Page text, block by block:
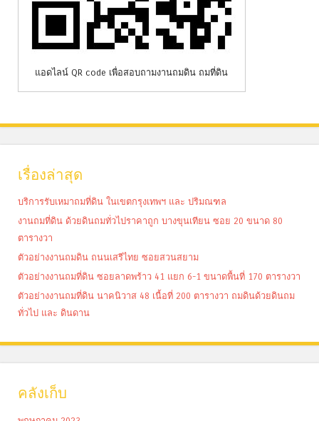
แอดไลน์ QR code เพื่อสอบถามงานถมดิน ถมที่ดิน
เรื่องล่าสุด
บริการรับเหมาถมที่ดิน ในเขตกรุงเทพฯ และ ปริมณฑล
งานถมที่ดิน ด้วยดินถมทั่วไปราคาถูก บางขุนเทียน ซอย 20 ขนาด 80
ตารางวา
ตัวอย่างงานถมดิน ถนนเสรีไทย ซอยสวนสยาม
ตัวอย่างงานถมที่ดิน ซอยลาดพร้าว 41 แยก 6-1 ขนาดพื้นที่ 170 ตารางวา
ตัวอย่างงานถมที่ดิน นาคนิวาส 48 เนื้อที่ 200 ตารางวา ถมดินด้วยดินถม
ทั่วไป และ ดินดาน
คลังเก็บ